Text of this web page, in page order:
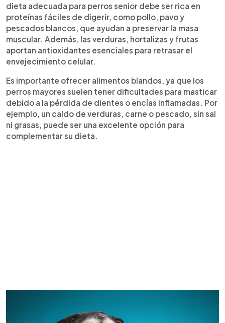
dieta adecuada para perros senior debe ser rica en
proteínas fáciles de digerir, como pollo, pavo y
pescados blancos, que ayudan a preservar la masa
muscular. Además, las verduras, hortalizas y frutas
aportan antioxidantes esenciales para retrasar el
envejecimiento celular.
Es importante ofrecer alimentos blandos, ya que los
perros mayores suelen tener dificultades para masticar
debido a la pérdida de dientes o encías inflamadas. Por
ejemplo, un caldo de verduras, carne o pescado, sin sal
ni grasas, puede ser una excelente opción para
complementar su dieta.